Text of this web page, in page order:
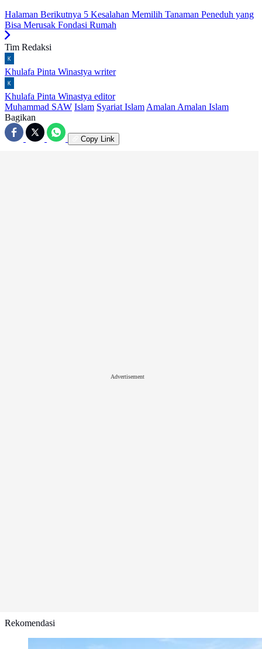
Halaman Berikutnya 5 Kesalahan Memilih Tanaman Peneduh yang
Bisa Merusak Fondasi Rumah
Tim Redaksi
Khulafa Pinta Winastya writer
Khulafa Pinta Winastya editor
Muhammad SAW Islam Syariat Islam Amalan Amalan Islam
Bagikan
Copy Link
Advertisement
Rekomendasi